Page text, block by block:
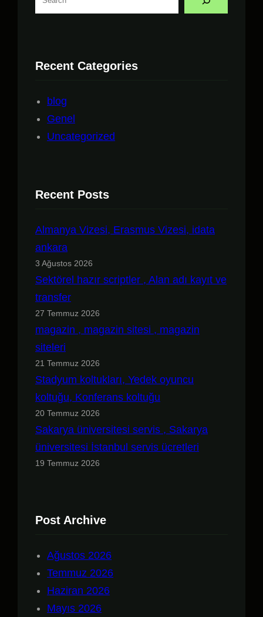
Recent Categories
blog
Genel
Uncategorized
Recent Posts
Almanya Vizesi, Erasmus Vizesi, idata
ankara
3 Ağustos 2026
Sektörel hazır scriptler , Alan adı kayıt ve
transfer
27 Temmuz 2026
magazin , magazin sitesi , magazin
siteleri
21 Temmuz 2026
Stadyum koltukları, Yedek oyuncu
koltuğu, Konferans koltuğu
20 Temmuz 2026
Sakarya üniversitesi servis , Sakarya
üniversitesi İstanbul servis ücretleri
19 Temmuz 2026
Post Archive
Ağustos 2026
Temmuz 2026
Haziran 2026
Mayıs 2026